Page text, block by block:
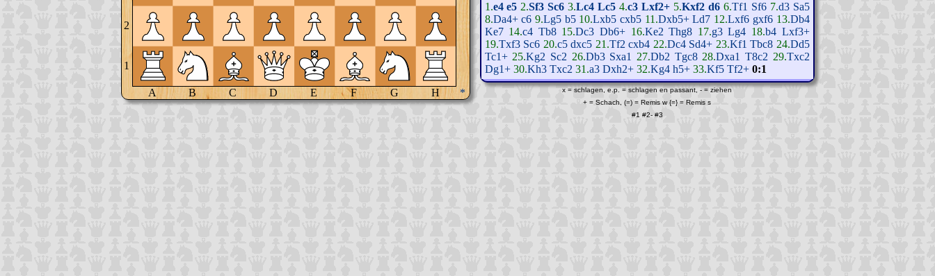
2
1
A B C D E F G H *
1.e4 e5 2.Sf3 Sc6 3.Lc4 Lc5 4.c3 Lxf2+ 5.Kxf2 d6 6.Tf1 Sf6 7.d3 Sa5
8.Da4+ c6 9.Lg5 b5 10.Lxb5 cxb5 11.Dxb5+ Ld7 12.Lxf6 gxf6 13.Db4
Ke7 14.c4 Tb8 15.Dc3 Db6+ 16.Ke2 Thg8 17.g3 Lg4 18.b4 Lxf3+
19.Txf3 Sc6 20.c5 dxc5 21.Tf2 cxb4 22.Dc4 Sd4+ 23.Kf1 Tbc8 24.Dd5
Tc1+ 25.Kg2 Sc2 26.Db3 Sxa1 27.Db2 Tgc8 28.Dxa1 T8c2 29.Txc2
Dg1+ 30.Kh3 Txc2 31.a3 Dxh2+ 32.Kg4 h5+ 33.Kf5 Tf2+ 0:1
x = schlagen, e.p. = schlagen en passant, - = ziehen
+ = Schach, (=) = Remis w {=} = Remis s
#1 #2-#3